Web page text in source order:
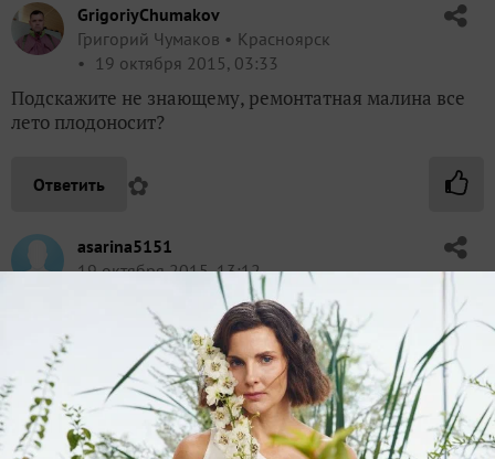
GrigoriyChumakov
Григорий Чумаков
Красноярск
19 октября 2015, 03:33
Подскажите не знающему, ремонтатная малина все
лето плодоносит?
Ответить ✿
asarina5151
19 октября 2015, 13:12
ремонтанная плодоносит август-сентябрь
Ответить ✿
GrigoriyChumakov